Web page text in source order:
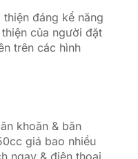
đáng kể năng
của người đặt
trên các hình
khoăn & băn
giá bao nhiều